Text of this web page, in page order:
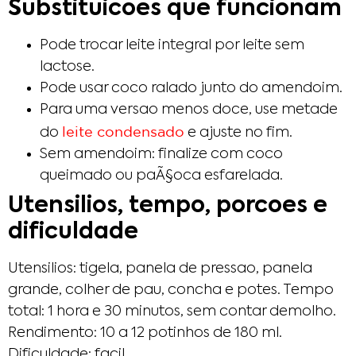
Substituicoes que funcionam
Pode trocar leite integral por leite sem
lactose.
Pode usar coco ralado junto do amendoim.
Para uma versao menos doce, use metade
do leite condensado e ajuste no fim.
Sem amendoim: finalize com coco
queimado ou paÃ§oca esfarelada.
Utensilios, tempo, porcoes e
dificuldade
Utensilios: tigela, panela de pressao, panela
grande, colher de pau, concha e potes. Tempo
total: 1 hora e 30 minutos, sem contar demolho.
Rendimento: 10 a 12 potinhos de 180 ml.